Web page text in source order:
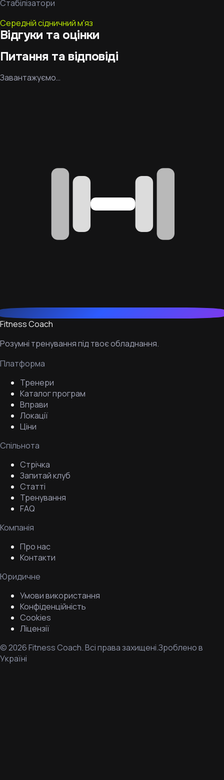
Стабілізатори
Середній сідничний м'яз
Відгуки та оцінки
Питання та відповіді
Завантажуємо…
Fitness Coach
Розумні тренування під твоє обладнання.
Платформа
Тренери
Каталог програм
Вправи
Локації
Ціни
Спільнота
Стрічка
Запитай клуб
Статті
Тренування
FAQ
Компанія
Про нас
Контакти
Юридичне
Умови використання
Конфіденційність
Cookies
Ліцензії
©2026Fitness Coach.Всі права захищені.Зроблено в
Україні